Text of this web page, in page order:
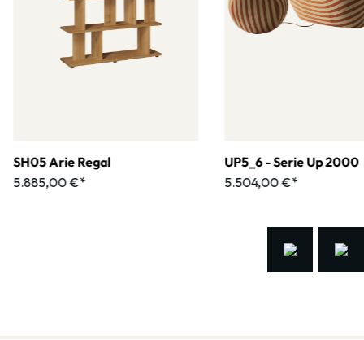
SH05 Arie Regal
5.885,00 €*
UP5_6 - Serie Up 2000
5.504,00 €*